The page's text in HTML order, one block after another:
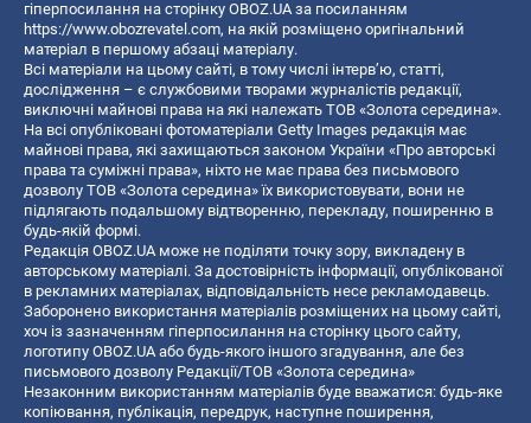
гіперпосилання на сторінку OBOZ.UA за посиланням
https://www.obozrevatel.com, на якій розміщено оригінальний
матеріал в першому абзаці матеріалу.
Всі матеріали на цьому сайті, в тому числі інтерв’ю, статті,
дослідження – є службовими творами журналістів редакції,
виключні майнові права на які належать ТОВ «Золота середина».
На всі опубліковані фотоматеріали Getty Images редакція має
майнові права, які захищаються законом України «Про авторські
права та суміжні права», ніхто не має права без письмового
дозволу ТОВ «Золота середина» їх використовувати, вони не
підлягають подальшому відтворенню, перекладу, поширенню в
будь-якій формі.
Редакція OBOZ.UA може не поділяти точку зору, викладену в
авторському матеріалі. За достовірність інформації, опублікованої
в рекламних матеріалах, відповідальність несе рекламодавець.
Заборонено використання матеріалів розміщених на цьому сайті,
хоч із зазначенням гіперпосилання на сторінку цього сайту,
логотипу OBOZ.UA або будь-якого іншого згадування, але без
письмового дозволу Редакції/ТОВ «Золота середина»
Незаконним використанням матеріалів буде вважатися: будь-яке
копiювання, публiкацiя, передрук, наступне поширення,